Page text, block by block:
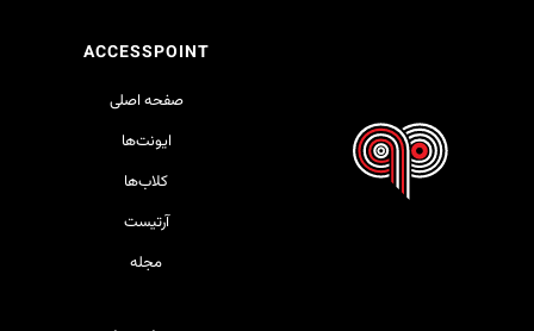
ACCESSPOINT
صفحه اصلی
ایونت‌ها
کلاب‌ها
آرتیست
مجله